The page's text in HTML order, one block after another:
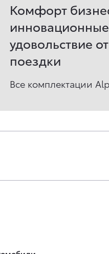
Комфорт
удовольствие
поездки
Все комплектации